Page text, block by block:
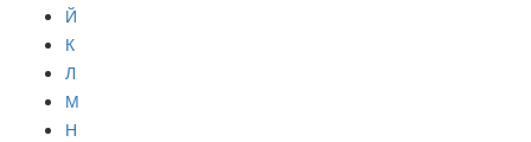
Й
К
Л
М
Н